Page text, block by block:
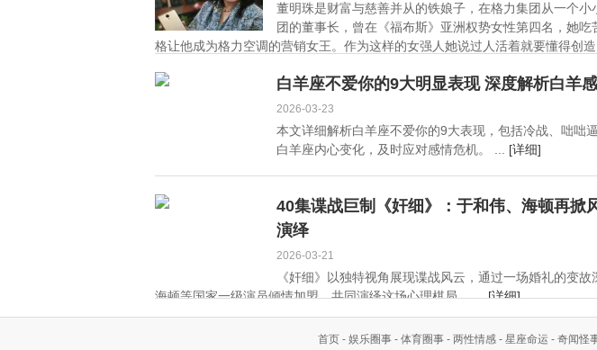
董明珠是财富与慈善并从的铁娘子，在格力集团从一个
团的董事长，曾在《福布斯》亚洲权势女性第四名，她
格让他成为格力空调的营销女王。作为这样的女强人她说过人活着就要懂得创
白羊座不爱你的9大明显表现 深度解析白羊
2026-03-23
本文详细解析白羊座不爱你的9大表现，包括冷战、咄咄
白羊座内心变化，及时应对感情危机。 ... [详细]
40集谍战巨制《奸细》：于和伟、海顿再掀
演绎
2026-03-21
《奸细》以独特视角展现谍战风云，通过一场婚礼的变故
海顿等国家一级演员倾情加盟，共同演绎这场心理棋局。 ...[详细]
首页 - 娱乐圈事 - 体育圈事 - 两性情感 - 星座命运 - 奇闻怪